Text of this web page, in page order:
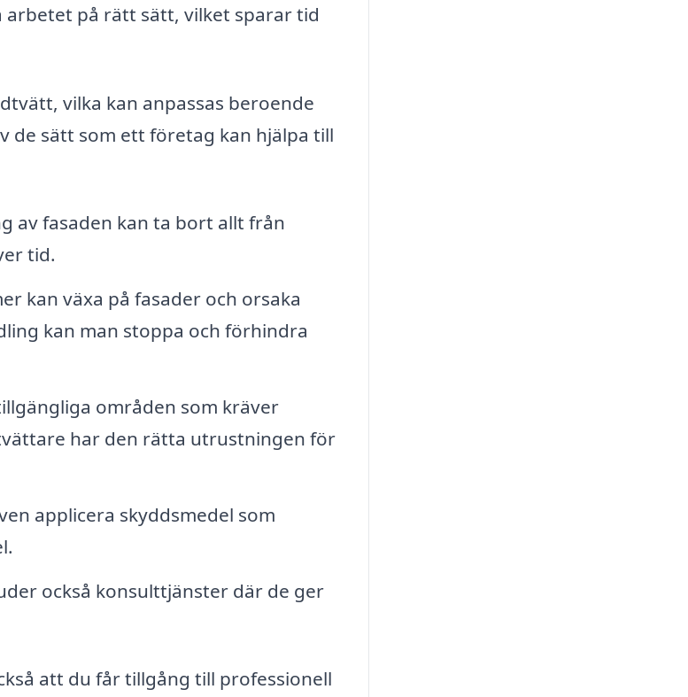
på rätt sätt, vilket sparar tid
vilka kan anpassas beroende
de sätt som ett företag kan hjälpa till
av fasaden kan ta bort allt från
tid.
kan växa på fasader och orsaka
kan man stoppa och förhindra
områden som kräver
har den rätta utrustningen för
applicera skyddsmedel som
också konsulttjänster där de ger
att du får tillgång till professionell